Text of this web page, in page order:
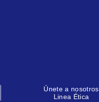
Únete a nosotros
Linea Ética